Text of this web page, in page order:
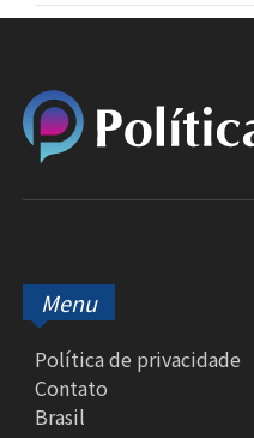
Menu
Política de privacidade
Contato
Brasil